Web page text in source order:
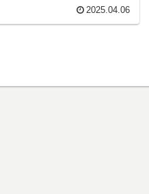
2025.04.06